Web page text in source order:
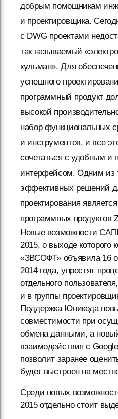
добрым помощникам
и проектировщика.
с DWG проектами
так называемый
кульман». Для
успешного
программный продукт
высокой
набор функциональных
и инструментов, и все
сочетаться с удобным и
интерфейсом. Одним из
эффективных решений
проектирования
программных продуктов
Новые возможности
2015, о выходе
«ЗВСОФТ» объявила 16
2014 года, упростят
отдельного
и в группы
Поддержка Юникода
совместимости при
обмена данными, а
взаимодействия с
позволит заранее
будет выстроен на
Среди новых
2015 отдельно стоит